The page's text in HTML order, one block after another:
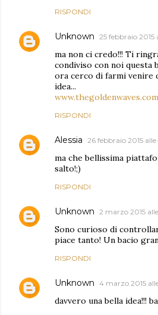
RISPONDI
Unknown 25 febbraio 2015
ma non ci credo!!! Ti
condiviso con noi questa
ora cerco di farmi venire
idea...
www.thegoldenwaves.com
RISPONDI
Alessia 26 febbraio 2015 alle
ma che bellissima
salto!;)
RISPONDI
Unknown 2 marzo 2015
Sono curioso di
piace tanto! Un bacio
RISPONDI
Unknown 4 marzo 2015
davvero una bella idea!!!